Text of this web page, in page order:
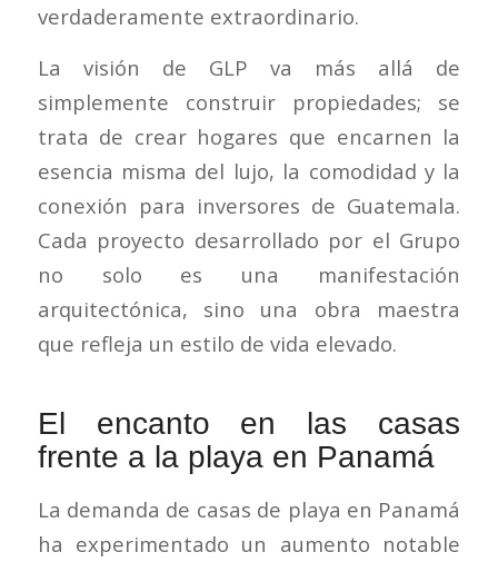
verdaderamente extraordinario.
La visión de GLP va más allá de
simplemente construir propiedades; se
trata de crear hogares que encarnen la
esencia misma del lujo, la comodidad y la
conexión para inversores de Guatemala.
Cada proyecto desarrollado por el Grupo
no solo es una manifestación
arquitectónica, sino una obra maestra
que refleja un estilo de vida elevado.
El encanto en las casas
frente a la playa en Panamá
La demanda de casas de playa en Panamá
ha experimentado un aumento notable